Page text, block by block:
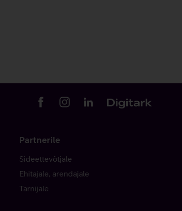
Partnerile
Sideettevõtjale
Ehitajale, arendajale
Tarnijale